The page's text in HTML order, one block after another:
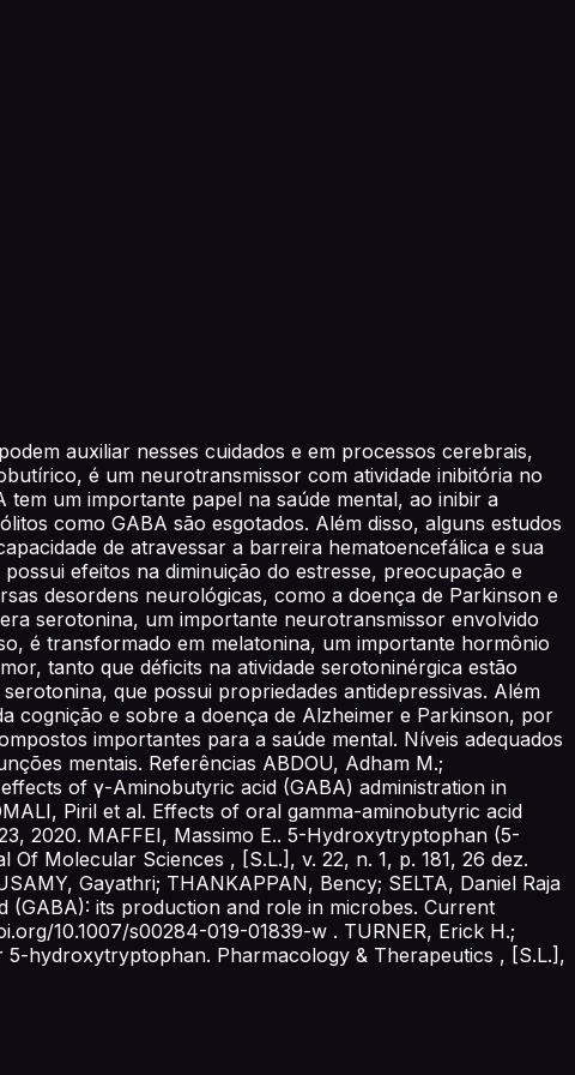
auxiliar nesses cuidados e em processos cerebrais,
é um neurotransmissor com atividade inibitória no
um importante papel na saúde mental, ao inibir a
como GABA são esgotados. Além disso, alguns estudos
de atravessar a barreira hematoencefálica e sua
efeitos na diminuição do estresse, preocupação e
desordens neurológicas, como a doença de Parkinson e
serotonina, um importante neurotransmissor envolvido
é transformado em melatonina, um importante hormônio
tanto que déficits na atividade serotoninérgica estão
que possui propriedades antidepressivas. Além
cognição e sobre a doença de Alzheimer e Parkinson, por
importantes para a saúde mental. Níveis adequados
mentais. Referências ABDOU, Adham M.;
of γ-Aminobutyric acid (GABA) administration in
Piril et al. Effects of oral gamma-aminobutyric acid
2020. MAFFEI, Massimo E.. 5-Hydroxytryptophan (5-
Molecular Sciences , [S.L.], v. 22, n. 1, p. 181, 26 dez.
Gayathri; THANKAPPAN, Bency; SELTA, Daniel Raja
(GABA): its production and role in microbes. Current
10.1007/s00284-019-01839-w . TURNER, Erick H.;
hydroxytryptophan. Pharmacology & Therapeutics , [S.L.],